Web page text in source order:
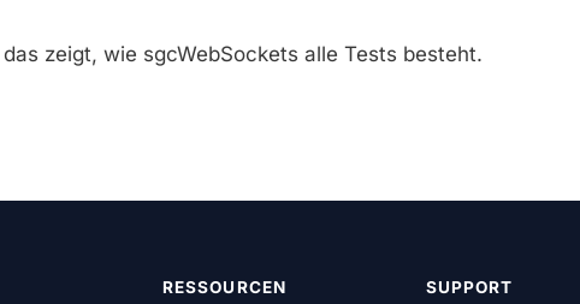
zeigt, wie sgcWebSockets alle Tests besteht.
RESSOURCEN SUPPORT